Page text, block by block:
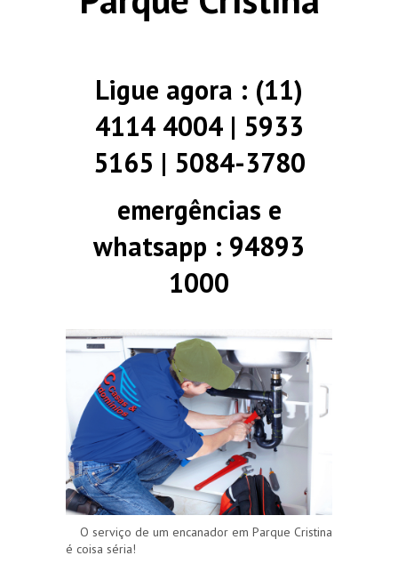
Ligue agora : (11)
4114 4004 | 5933
5165 | 5084-3780
emergências e
whatsapp : 94893
1000
O serviço de um encanador em Parque Cristina
é coisa séria!